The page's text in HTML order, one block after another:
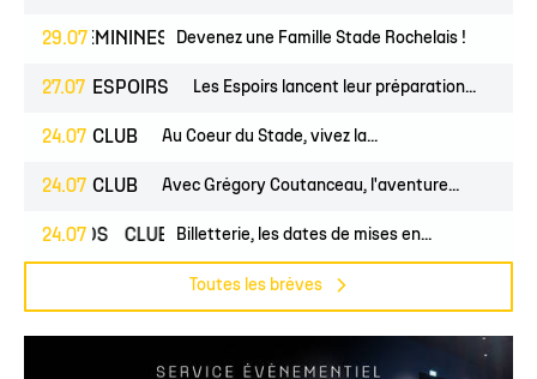
29.07
FÉMININES CLUBDevenez une Famille Stade Rochelais !
27.07 ESPOIRS Les Espoirs lancent leur préparation...
24.07 CLUB Au Coeur du Stade, vivez la...
24.07 CLUB Avec Grégory Coutanceau, l'aventure...
24.07
PROS CLUB Billetterie, les dates de mises en...
Toutes les brèves